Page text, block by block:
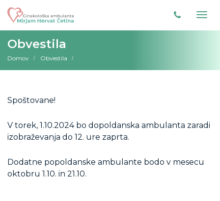
Obvestila
Domov Obvestila
Spoštovane!
V torek, 1.10.2024 bo dopoldanska ambulanta zaradi
izobraževanja do 12. ure zaprta.
Dodatne popoldanske ambulante bodo v mesecu
oktobru 1.10. in 21.10.